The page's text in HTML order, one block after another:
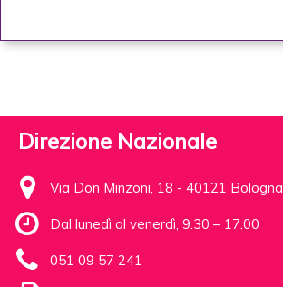
Direzione Nazionale
Via Don Minzoni, 18 - 40121 Bologna
Dal lunedì al venerdì, 9.30 – 17.00
051 09 57 241